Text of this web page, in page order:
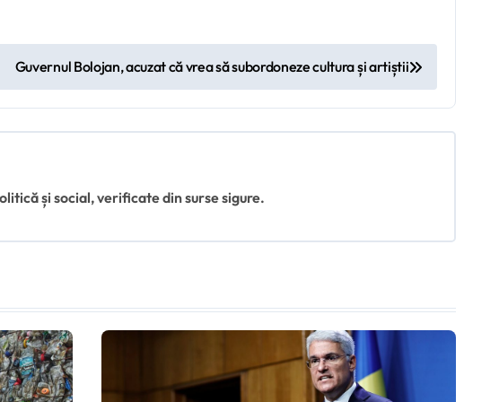
Guvernul Bolojan, acuzat că vrea să subordoneze cultura și artiștii
și social, verificate din surse sigure.